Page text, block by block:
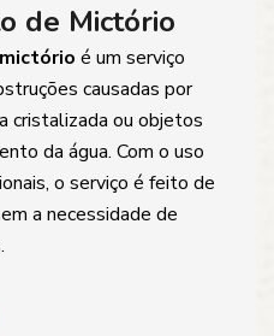
de Mictório
é um serviço
causadas por
cristalizada ou objetos
da água. Com o uso
o serviço é feito de
a necessidade de